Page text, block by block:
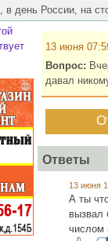
в день России, на
13 июня
Вопрос:
давал
Ответы
13 июня
А ты
вызвал
числом